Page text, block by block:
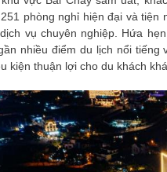
nghỉ sang trọng
Suite
Diamond
Double
Twin
Twin
đẳng cấp
phòng nghỉ hiện đại và
vụ chuyên nghiệp. Hứa
nhiều điểm du lịch nổi
kiện thuận lợi cho du khách